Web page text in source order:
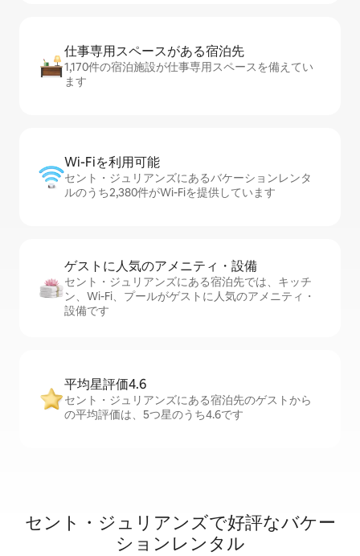
仕事専用ス⁠ペ⁠ー⁠スがあ⁠る宿⁠泊⁠先
1,170件の宿泊施設が仕事専用スペースを備えてい
ます
Wi-Fiを利⁠用⁠可⁠能
セント・ジュリアンズにあるバケーションレンタ
ルのうち2,380件がWi-Fiを提供しています
ゲストに人⁠気⁠のア⁠メ⁠ニ⁠テ⁠ィ・設⁠備
セント・ジュリアンズにある宿泊先では、キッチ
ン、Wi-Fi、プールがゲストに人気のアメニティ・
設備です
平均星評価4.6
セント・ジュリアンズにある宿泊先のゲストから
の平均評価は、5つ星のうち4.6です
セント・ジュリアンズで好評なバケー
ションレンタル